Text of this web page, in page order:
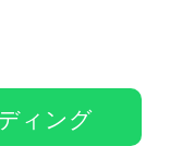
ィング